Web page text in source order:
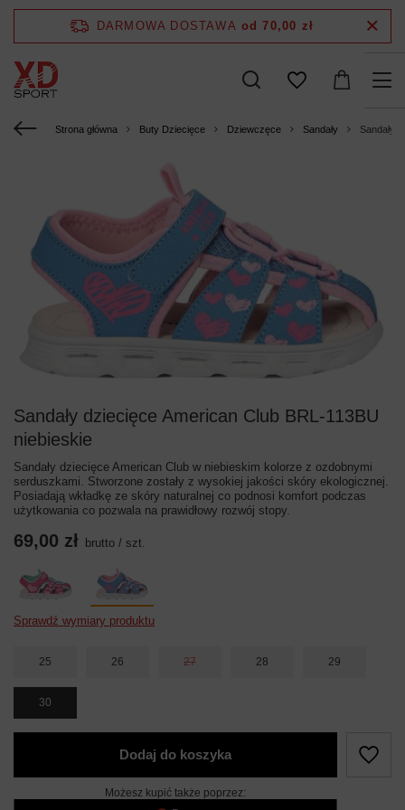
DARMOWA DOSTAWA od 70,00 zł
Strona główna Buty Dziecięce Dziewczęce Sandały Sandały
Sandały dziecięce American Club BRL-113BU
niebieskie
Sandały dziecięce American Club w niebieskim kolorze z ozdobnymi
serduszkami. Stworzone zostały z wysokiej jakości skóry ekologicznej.
Posiadają wkładkę ze skóry naturalnej co podnosi komfort podczas
użytkowania co pozwala na prawidłowy rozwój stopy.
69,00 zł brutto / szt.
Sprawdź wymiary produktu
25 26 27 28 29
30
Dodaj do koszyka
Możesz kupić także poprzez: